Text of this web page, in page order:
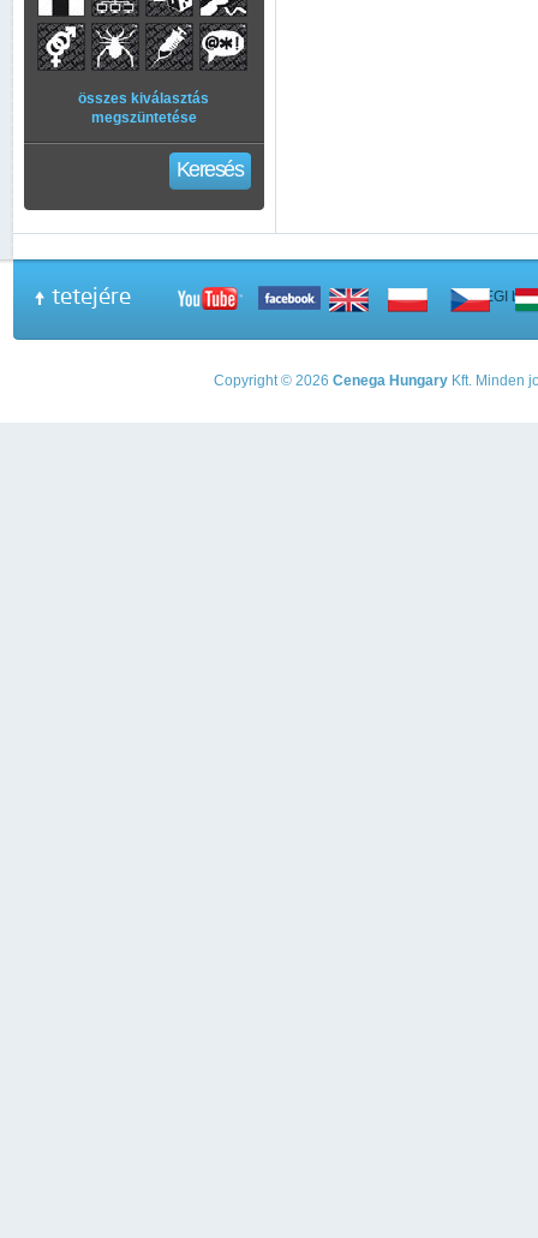
összes kiválasztás
megszüntetése
Keresés
tetejére A PEGI
Copyright © 2026 Cenega Hungary Kft. Minden